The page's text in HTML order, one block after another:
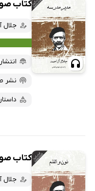
کتاب
جلال
نشر
کتاب
جلال